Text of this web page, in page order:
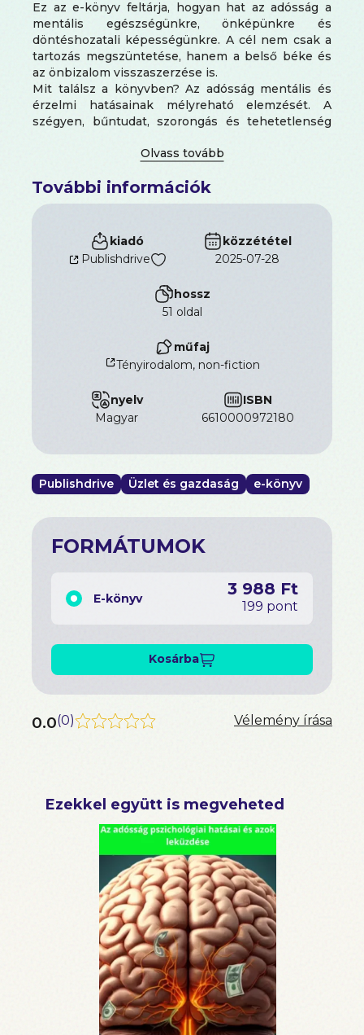
Ez az e-könyv feltárja, hogyan hat az adósság a
mentális egészségünkre, önképünkre és
döntéshozatali képességünkre. A cél nem csak a
tartozás megszüntetése, hanem a belső béke és
az önbizalom visszaszerzése is.
Mit találsz a könyvben? Az adósság mentális és
érzelmi hatásainak mélyreható elemzését. A
szégyen, bűntudat, szorongás és tehetetlenség
megkönnyebbülés és pénzügyi gyógyulás
stresszkezeléshez és a fókusz visszanyeréséhez.
Lépésről lépésre útmutatót az adósságból való
kiszabaduláshoz – nemcsak számokban, hanem
lélekben is
A szabadulás nem csak a hitelkártyáról szól,
hanem a gondolkodásmódról is.
Ez a könyv nem ítélkezik – támogat, bátorít és
megmutatja, hogy az adósság nem végállomás,
hanem egy új kezdet lehetősége.
a pénzügyi és érzelmi szabadságodat – ma.
További információk
kiadó
Publishdrive
közzététel
2025-07-28
hossz
51 oldal
műfaj
Tényirodalom, non-fiction
nyelv
magyar
ISBN
6610000972180
Publishdrive Üzlet és gazdaság e-könyv
FORMÁTUMOK
E-könyv 3 988 Ft
199 pont
Kosárba
0.0(0) Vélemény írása
Ezekkel együtt is megveheted